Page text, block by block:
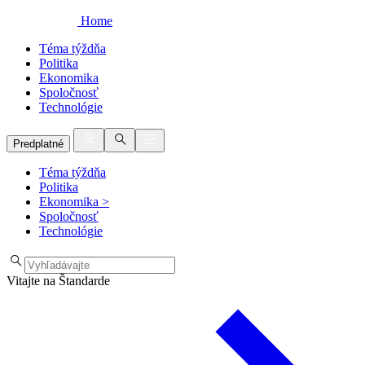
Home
Téma týždňa
Politika
Ekonomika
Spoločnosť
Technológie
Predplatné
Téma týždňa
Politika
Ekonomika >
Spoločnosť
Technológie
Vitajte na Štandarde